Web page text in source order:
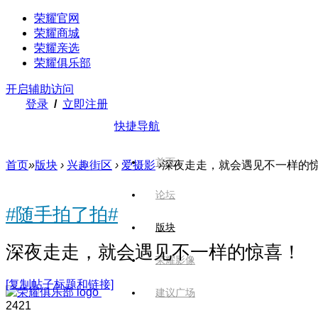
荣耀官网
荣耀商城
荣耀亲选
荣耀俱乐部
开启辅助访问
登录 / 立即注册
快捷导航
首页
论坛
版块
荣耀影像
建议广场
首页»版块 › 兴趣街区 › 爱摄影 ›深夜走走，就会遇见不一样的
#随手拍了拍#
深夜走走，就会遇见不一样的惊喜！
[复制帖子标题和链接]
2421